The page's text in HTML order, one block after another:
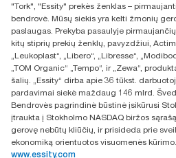
UAB Essity Lithuania
Naugarduko g. 98
LT-03160 Vilnius, Lietuva
"Tork", "Essity" prekės ženklas –
bendrovė. Mūsų siekis yra kelti žmonių
paslaugas. Prekyba pasaulyje
kitų stiprių prekių ženklų, pavyzdžiui,
„Leukoplast“, „Libero“, „Libresse“,
„TOM Organic“ „Tempo“, ir „Zewa“,
šalių. „Essity“ dirba apie 36 tūkst.
pardavimai siekė maždaug 146 mlrd.
Bendrovės pagrindinė būstinė įsikūrusi
įtraukta į Stokholmo NASDAQ biržos
gerovę nebūtų kliūčių, ir prisideda prie
ekonomiką orientuotos visuomenės
www.essity.com